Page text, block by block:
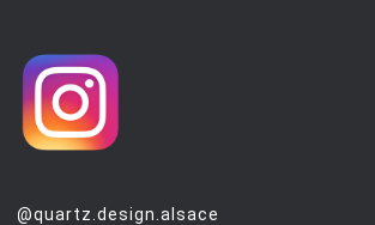
@quartz.design.alsace